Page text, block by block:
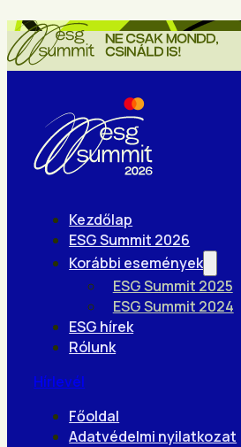
Kezdőlap
ESG Summit 2026
Korábbi események
ESG Summit 2025
ESG Summit 2024
ESG hírek
Rólunk
Hírlevél
Főoldal
Adatvédelmi nyilatkozat